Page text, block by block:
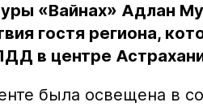
«Вайнах» Адлан
гостя региона,
в центре
была освещена в